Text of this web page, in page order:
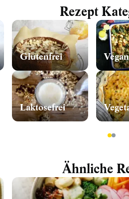
Rezept
Glutenfrei
Laktosefrei
Vegan
12
Ähnliche